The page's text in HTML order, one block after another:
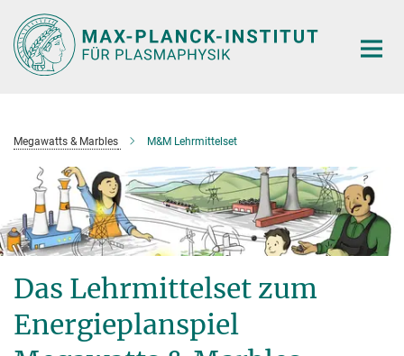
Hauptinhalt
Megawatts & Marbles M&M Lehrmittelset
Das Lehrmittelset zum
Energieplanspiel